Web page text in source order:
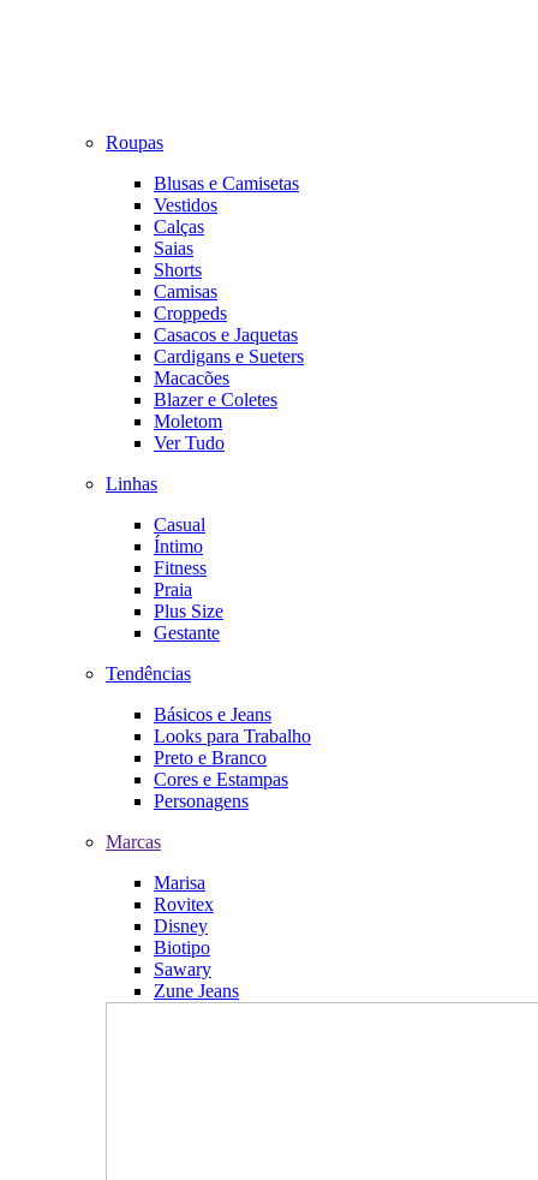
Roupas
Blusas e Camisetas
Vestidos
Calças
Saias
Shorts
Camisas
Croppeds
Casacos e Jaquetas
Cardigans e Sueters
Macacões
Blazer e Coletes
Moletom
Ver Tudo
Linhas
Casual
Íntimo
Fitness
Praia
Plus Size
Gestante
Tendências
Básicos e Jeans
Looks para Trabalho
Preto e Branco
Cores e Estampas
Personagens
Marcas
Marisa
Rovitex
Disney
Biotipo
Sawary
Zune Jeans